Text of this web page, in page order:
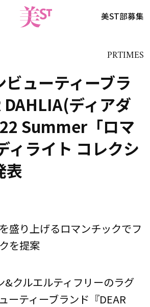
美ST部募集
PRTIMES
ューティーブラ
DAHLIA(ディアダ
Summer「ロマ
ィライト コレクシ
表
盛り上げるロマンチックでフ
を提案
&クルエルティフリーのラグ
ーティーブランド『DEAR